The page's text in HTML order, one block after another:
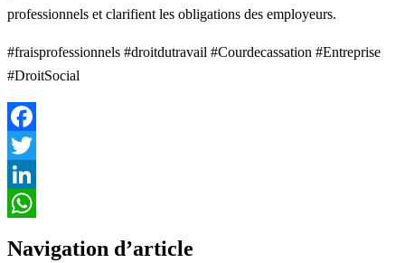
professionnels et clarifient les obligations des employeurs.
#fraisprofessionnels #droitdutravail #Courdecassation #Entreprise
#DroitSocial
Facebook
Twitter
LinkedIn
Navigation d’article